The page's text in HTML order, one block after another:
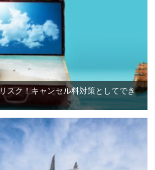
スク！キャンセル料対策としてでき